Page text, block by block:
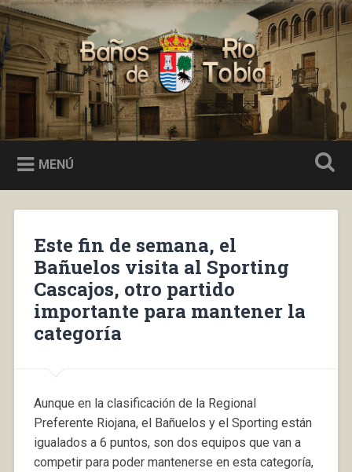
Saltar
al
contenido
Buscar
Baños de Río Tobía
MENÚ
Este fin de semana, el
Bañuelos visita al Sporting
Cascajos, otro partido
importante para mantener la
categoría
Aunque en la clasificación de la Regional
Preferente Riojana, el Bañuelos y el Sporting están
igualados a 6 puntos, son dos equipos que van a
competir para poder mantenerse en esta categoría,